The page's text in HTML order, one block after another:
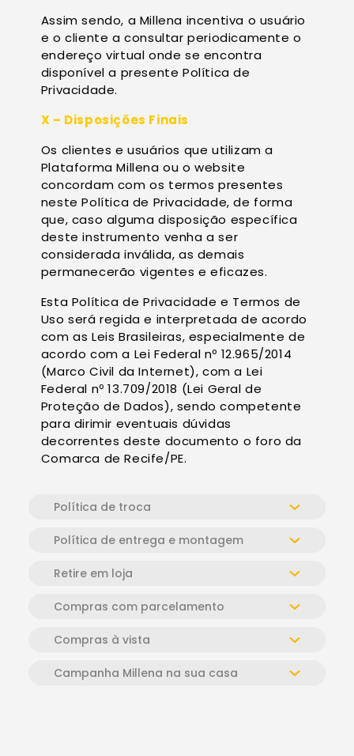
Assim sendo, a Millena incentiva o usuário
e o cliente a consultar periodicamente o
endereço virtual onde se encontra
disponível a presente Política de
Privacidade.
X – Disposições Finais
Os clientes e usuários que utilizam a
Plataforma Millena ou o website
concordam com os termos presentes
neste Política de Privacidade, de forma
que, caso alguma disposição específica
deste instrumento venha a ser
considerada inválida, as demais
permanecerão vigentes e eficazes.
Esta Política de Privacidade e Termos de
Uso será regida e interpretada de acordo
com as Leis Brasileiras, especialmente de
acordo com a Lei Federal nº 12.965/2014
(Marco Civil da Internet), com a Lei
Federal nº 13.709/2018 (Lei Geral de
Proteção de Dados), sendo competente
para dirimir eventuais dúvidas
decorrentes deste documento o foro da
Comarca de Recife/PE.
Política de troca
Política de entrega e montagem
Retire em loja
Compras com parcelamento
Compras à vista
Campanha Millena na sua casa